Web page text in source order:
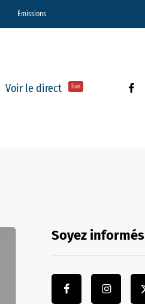
Émissions
Voir le direct live
Soyez informés